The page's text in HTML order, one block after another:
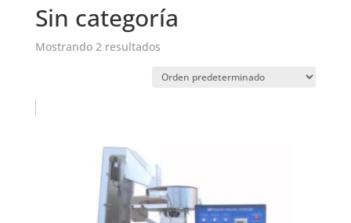
Sin categoría
Mostrando 2 resultados